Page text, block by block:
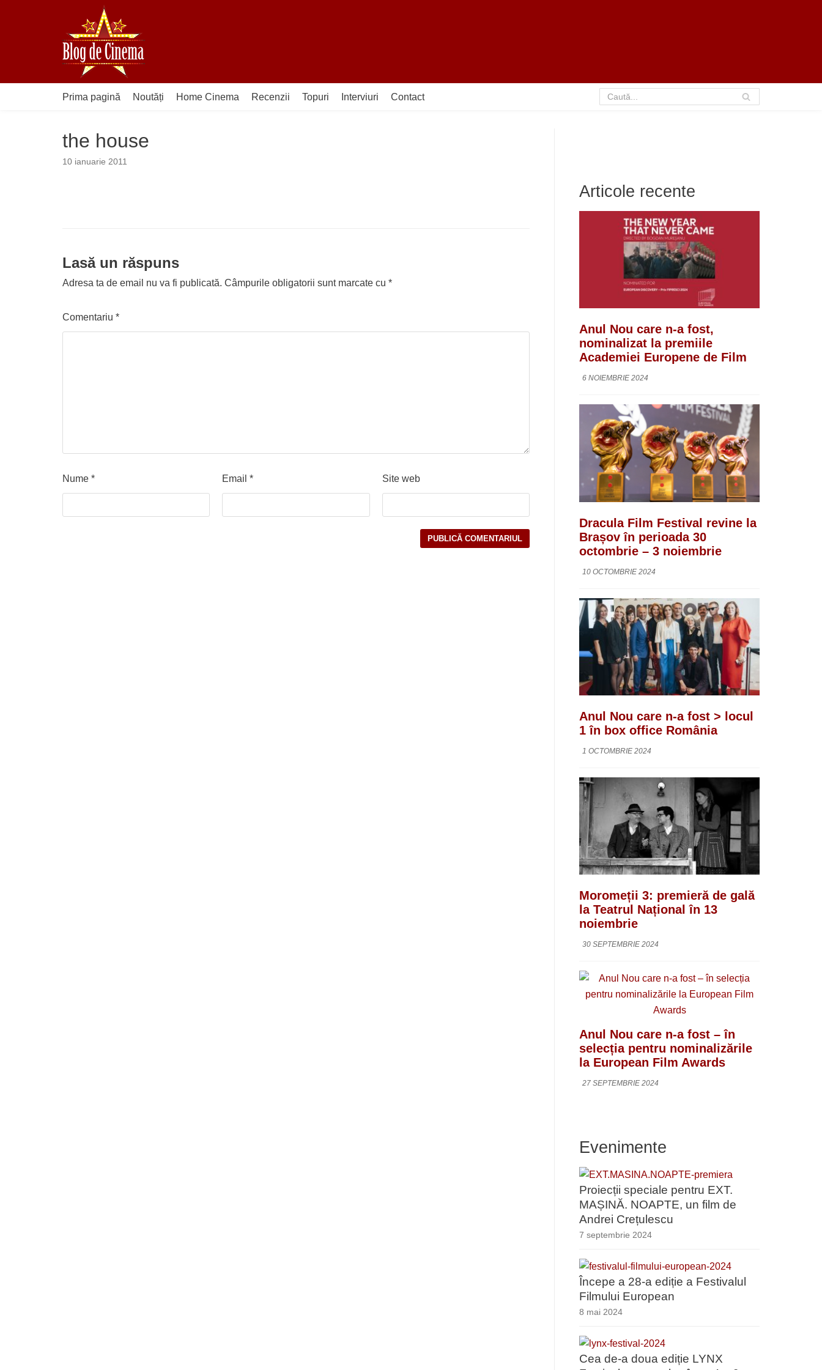
Prima pagină Noutăți Home Cinema Recenzii Topuri Interviuri Contact
the house
10 ianuarie 2011
Lasă un răspuns
Adresa ta de email nu va fi publicată. Câmpurile obligatorii sunt marcate cu *
Comentariu *
Nume * Email* Site web
Articole recente
Anul Nou care n-a fost,
nominalizat la premiile
Academiei Europene de Film
6 NOIEMBRIE 2024
Dracula Film Festival revine la
Brașov în perioada 30
octombrie – 3 noiembrie
10 OCTOMBRIE 2024
Anul Nou care n-a fost > locul
1 în box office România
1 OCTOMBRIE 2024
Moromeții 3: premieră de gală
la Teatrul Național în 13
noiembrie
30 SEPTEMBRIE 2024
Anul Nou care n-a fost – în
selecția pentru nominalizările
la European Film Awards
27 SEPTEMBRIE 2024
Evenimente
Proiecții speciale pentru EXT.
MAȘINĂ. NOAPTE, un film de
Andrei Crețulescu
7 septembrie 2024
Începe a 28-a ediție a Festivalul
Filmului European
8 mai 2024
Cea de-a doua ediție LYNX